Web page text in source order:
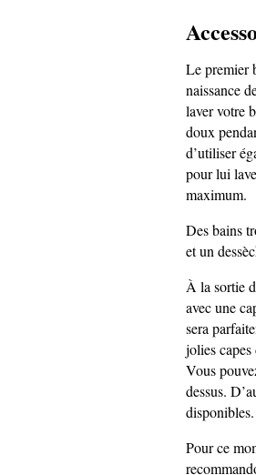
Le premier
naissance
laver votre
doux
d’utiliser
pour lui
maximum.
Des bains
et un
À la sortie
avec une
sera
jolies
Vous
dessus.
disponibles.
Pour ce